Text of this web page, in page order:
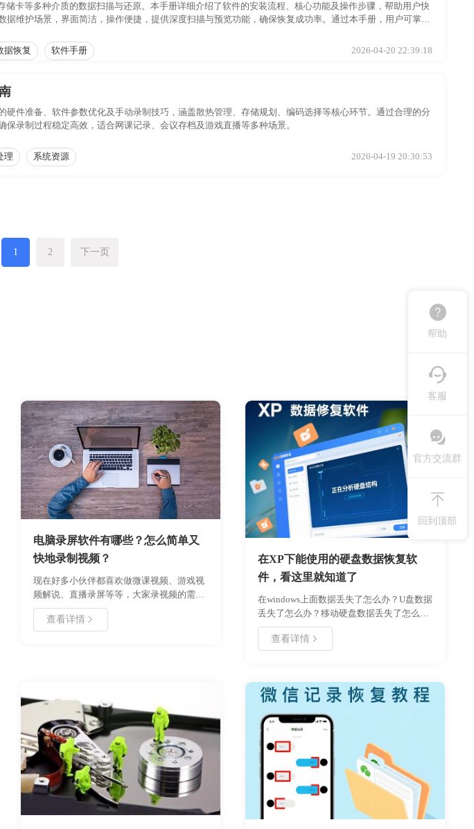
卡等多种介质的数据扫描与还原。本手册详细介绍了软件的安装流程、核心功能及操作步骤，帮助用户快
维护场景，界面简洁，操作便捷，提供深度扫描与预览功能，确保恢复成功率。通过本手册，用户可掌握
据恢复 软件手册 2026-04-20 22:39:18
件准备、软件参数优化及手动录制技巧，涵盖散热管理、存储规划、编码选择等核心环节。通过合理的分
录制过程稳定高效，适合网课记录、会议存档及游戏直播等多种场景。
理 系统资源 2026-04-19 20:30:53
1 2 下一页
电脑录屏软件有哪些？怎么简单又
快地录制视频？
现在好多小伙伴都喜欢做微课视频、游戏视
频解说、直播录屏等等，大家录视频的需求
也变得越来越大了。那么，录屏到底用什么
软件好？ 就我自己的经验来说我用过好哈录
直在录制网课视频和我玩吃鸡游戏的视频，
一些快捷键操作还是比较好用的。好了，我
直接说说如何录制一个高清的视频吧，小伙
伴们拿来录制游戏视频、微课视频、直播视
频或者网上在线电影都是适用的。
查看详情
在XP下能使用的硬盘数据恢复软
件，看这里就知道了
在windows上面数据丢失了怎么办？U盘数据
丢失了怎么办？移动硬盘数据丢失了怎么
办？是不是碰到这一系列的文件数据丢失
了，不知道怎么找回，焦急万分，十万火急
windows xp 已经是10年前的操作系统了，微
软也基本上放弃维护更新了，使用的用户也
在支持windows xp,甚至在xp 系统上根本就
运行不起来，那么如果在windows xp 数据丢
失了，有没办法能够找回呢？这里小编给你
推荐几款能在xp 上运行的数据恢复软件.请
小板凳坐好，细细听小编道来！
查看详情
帮助
客服
官方交流群
回到顶部